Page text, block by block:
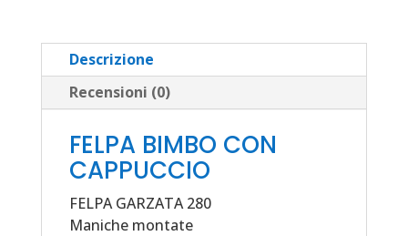
Descrizione
Recensioni (0)
FELPA BIMBO CON
CAPPUCCIO
FELPA GARZATA 280
Maniche montate